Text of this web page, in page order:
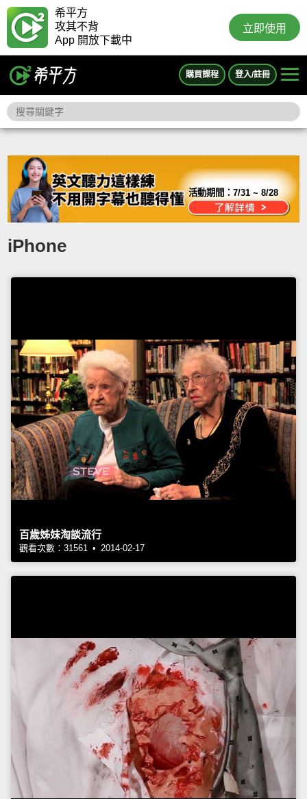
希平方
攻其不背
App 開放下載中
立即使用
購買課程 登入/註冊
活動期間：7/31 ~ 8/28
iPhone
百歲姊妹淘談流行
觀看次數：31561 • 2014-02-17